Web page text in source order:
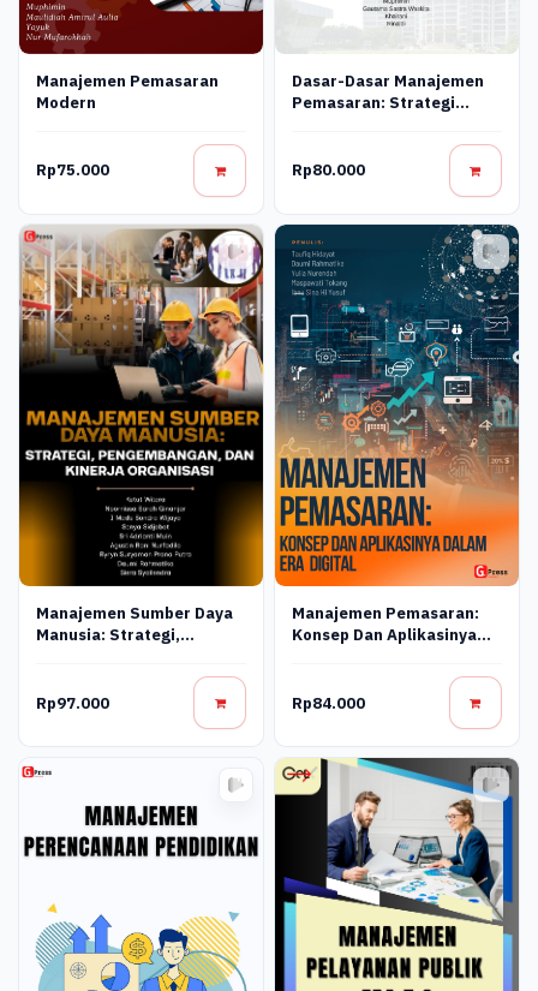
Manajemen Pemasaran
Modern
Rp75.000
Dasar-Dasar Manajemen
Pemasaran: Strategi
Pemasaran Global
Rp80.000
Manajemen Sumber Daya
Manusia: Strategi,
Rp97.000
Manajemen Pemasaran:
Konsep Dan Aplikasinya
Rp84.000